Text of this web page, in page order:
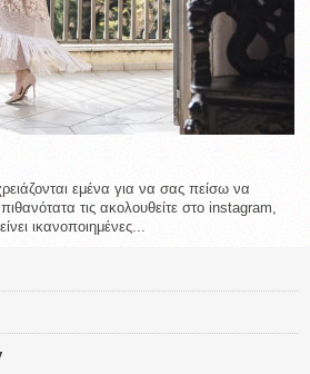
εμένα για να σας πείσω να
τις ακολουθείτε στο instagram,
ικανοποιημένες...